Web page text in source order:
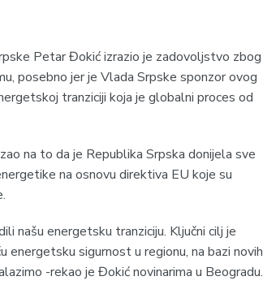
Petar Đokić izrazio je zadovoljstvo zbog
posebno jer je Vlada Srpske sponzor ovog
tranziciji koja je globalni proces od
na to da je Republika Srpska donijela sve
na osnovu direktiva EU koje su
našu energetsku tranziciju. Ključni cilj je
sigurnost u regionu, na bazi novih
-rekao je Đokić novinarima u Beogradu.